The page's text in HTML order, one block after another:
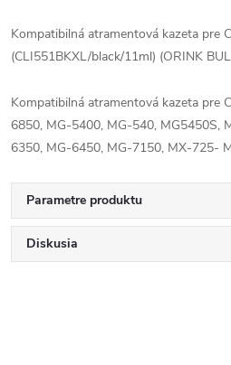
Kompatibilná atramentová kazeta pre
(CLI551BKXL/black/11ml) (ORINK
Kompatibilná atramentová kazeta pre
6850, MG-5400, MG-540, MG5450S,
6350, MG-6450, MG-7150, MX-725-
Parametre produktu
Diskusia